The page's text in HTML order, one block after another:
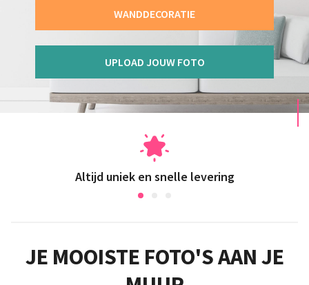
WANDDECORATIE
UPLOAD JOUW FOTO
Altijd uniek en snelle levering
JE MOOISTE FOTO'S AAN JE